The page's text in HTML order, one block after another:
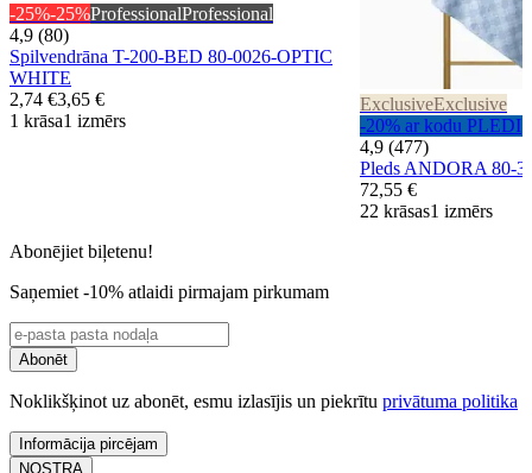
-25%-25%ProfessionalProfessional
4,9 (80)
Spilvendrāna T-200-BED 80-0026-OPTIC
WHITE
2,74 €3,65 €
1 krāsa1 izmērs
ExclusiveExclusive
-20% ar kodu PLEDI
4,9 (477)
Pleds ANDORA 80-
72,55 €
22 krāsas1 izmērs
Abonējiet biļetenu!
Saņemiet -10% atlaidi pirmajam pirkumam
Abonēt
Noklikšķinot uz abonēt, esmu izlasījis un piekrītu privātuma politika
Informācija pircējam
NOSTRA